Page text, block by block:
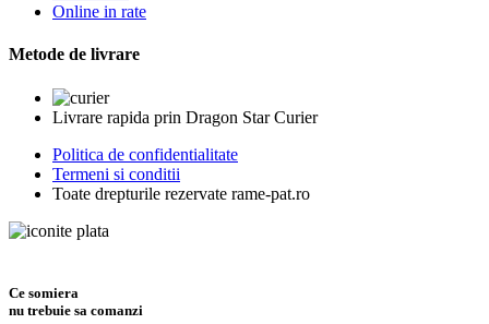
Online in rate
Metode de livrare
Livrare rapida prin Dragon Star Curier
Politica de confidentialitate
Termeni si conditii
Toate drepturile rezervate rame-pat.ro
Ce somiera
nu trebuie sa comanzi